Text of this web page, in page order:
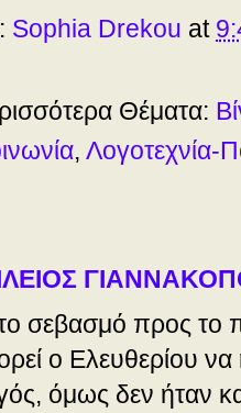
e
Sophia Drekou at
Θέματα:
, Λογοτεχνία-
σεβασμό προς το
ο Ελευθερίου να
όμως δεν ήταν